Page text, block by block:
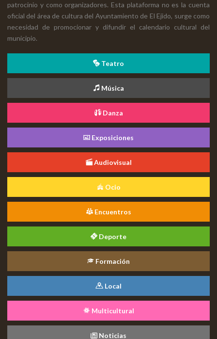
patrocinio y como organizadores. Esta plataforma no es la cuenta
oficial del área de cultura del Ayuntamiento de El Ejido, surge como
necesidad de promocionar y difundir el calendario cultural del
municipio.
Teatro
Música
Danza
Exposiciones
Audiovisual
Ocio
Encuentros
Deporte
Formación
Local
Multicultural
Noticias